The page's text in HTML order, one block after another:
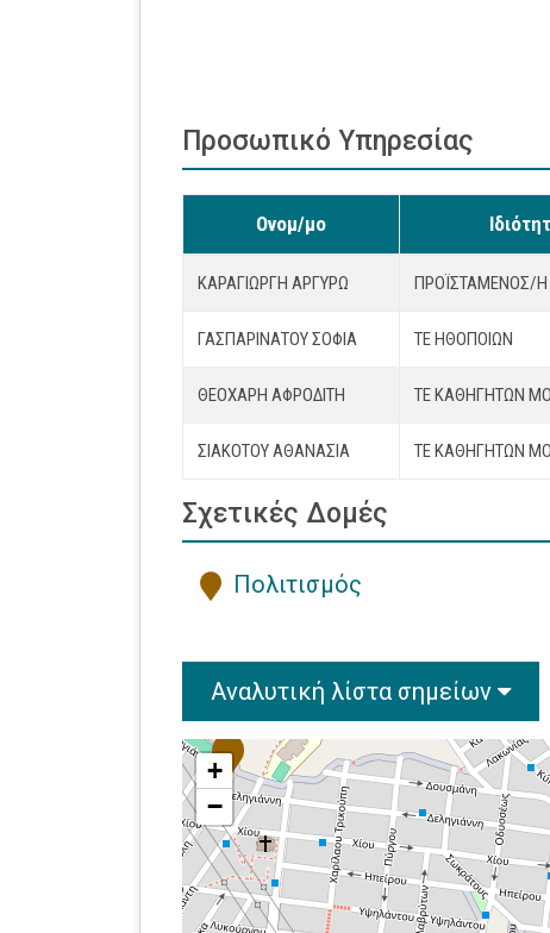
Προσωπικό Υπηρεσίας
Ονομ/μο
ΚΑΡΑΓΙΩΡΓΗ ΑΡΓΥΡΩ ΠΡΟΪΣΤΆΜΕΝΟΣ/Η
ΓΑΣΠΑΡΙΝΑΤΟΥ ΣΟΦΙΑ ΤΕ ΗΘΟΠΟΙΩΝ
ΘΕΟΧΑΡΗ ΑΦΡΟΔΙΤΗ ΤΕ ΚΑΘΗΓΗΤΩΝ
ΣΙΑΚΟΤΟΥ ΑΘΑΝΑΣΙΑ ΤΕ ΚΑΘΗΓΗΤΩΝ
Σχετικές Δομές
Πολιτισμός
Αναλυτική λίστα σημείων
+
−